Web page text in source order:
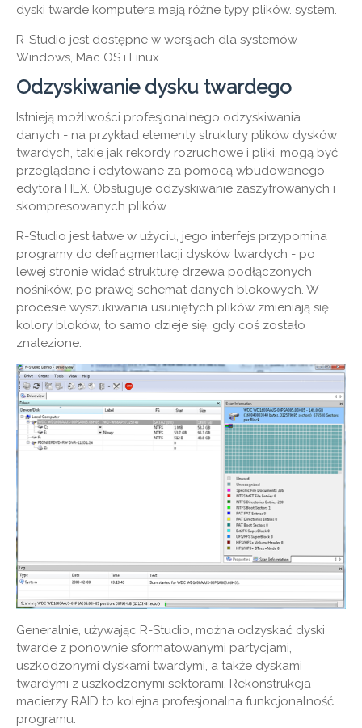
dyski twarde komputera mają różne typy plików. system.
R-Studio jest dostępne w wersjach dla systemów
Windows, Mac OS i Linux.
Odzyskiwanie dysku twardego
Istnieją możliwości profesjonalnego odzyskiwania
danych - na przykład elementy struktury plików dysków
twardych, takie jak rekordy rozruchowe i pliki, mogą być
przeglądane i edytowane za pomocą wbudowanego
edytora HEX. Obsługuje odzyskiwanie zaszyfrowanych i
skompresowanych plików.
R-Studio jest łatwe w użyciu, jego interfejs przypomina
programy do defragmentacji dysków twardych - po
lewej stronie widać strukturę drzewa podłączonych
nośników, po prawej schemat danych blokowych. W
procesie wyszukiwania usuniętych plików zmieniają się
kolory bloków, to samo dzieje się, gdy coś zostało
znalezione.
Generalnie, używając R-Studio, można odzyskać dyski
twarde z ponownie sformatowanymi partycjami,
uszkodzonymi dyskami twardymi, a także dyskami
twardymi z uszkodzonymi sektorami. Rekonstrukcja
macierzy RAID to kolejna profesjonalna funkcjonalność
programu.